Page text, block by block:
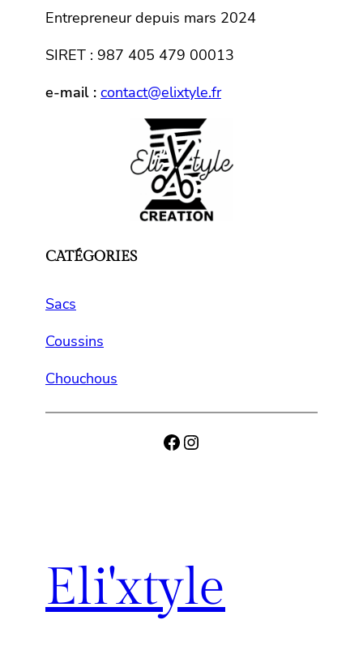
Entrepreneur depuis mars 2024
SIRET : 987 405 479 00013
e-mail : contact@elixtyle.fr
CATÉGORIES
Sacs
Coussins
Chouchous
Facebook
Instagram
Eli'xtyle